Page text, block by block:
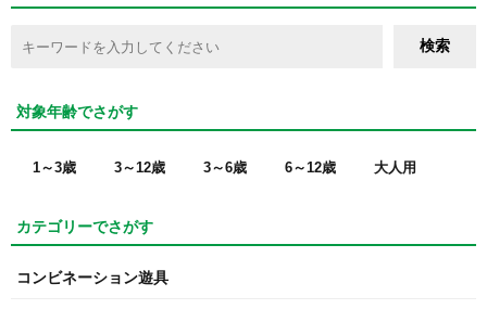
対象年齢でさがす
1～3歳 3～12歳 3～6歳 6～12歳 大人用
カテゴリーでさがす
コンビネーション遊具